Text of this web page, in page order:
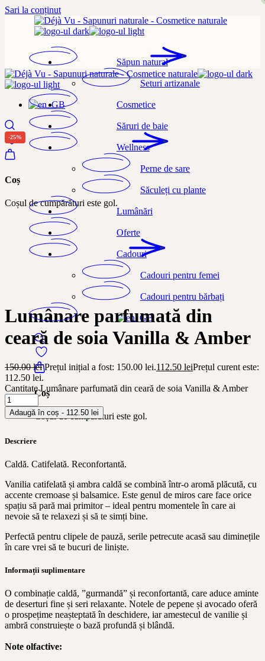
Sari la conținut
Săpun natural
Seturi artizanale
Cosmetice
Săruri de baie
Wellness
Perne de sare
Săculeți cu plante
Lumânări
Oferte
Cadouri
Cadouri pentru femei
Cadouri pentru bărbați
Coș
Coșul de cumpărături este gol.
Coș
Coșul de cumpărături este gol.
-25%
Lumânare parfumată din
ceară de soia Vanilla & Amber
150.00lei Prețul inițial a fost: 150.00 lei.112.50 leiPrețul curent este:
112.50 lei.
Cantitate Lumânare parfumată din ceară de soia Vanilla & Amber
Adaugă în coș - 112.50 lei
Descriere
Caldă. Catifelată. Reconfortantă.
Vanilia catifelată și ambra caldă se combină într-o aromă plăcută, cu
accente cremoase și balsamice. Este genul de miros care face orice
spațiu să pară mai primitor – ideal pentru momentele în care ai
nevoie să te relaxezi și să te simți bine.
Perfectă pentru clipele de pauză, serile petrecute acasă sau diminețile
în care vrei să te bucuri de liniște.
Informații suplimentare
O combinație caldă, ”gurmandă” și reconfortantă, care aduce aminte
de deserturi fine și seri relaxante. Notele de pepene și avocado oferă
o prospețime neașteptată în deschidere, iar amestecul de vanilie și
ambră construiește o bază profundă și blândă.
Note olfactive: